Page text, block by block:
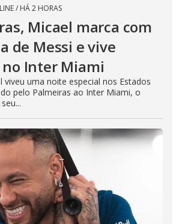
/ HÁ 2 HORAS
Micael marca com
de Messi e vive
no Inter Miami
viveu uma noite especial nos Estados
pelo Palmeiras ao Inter Miami, o